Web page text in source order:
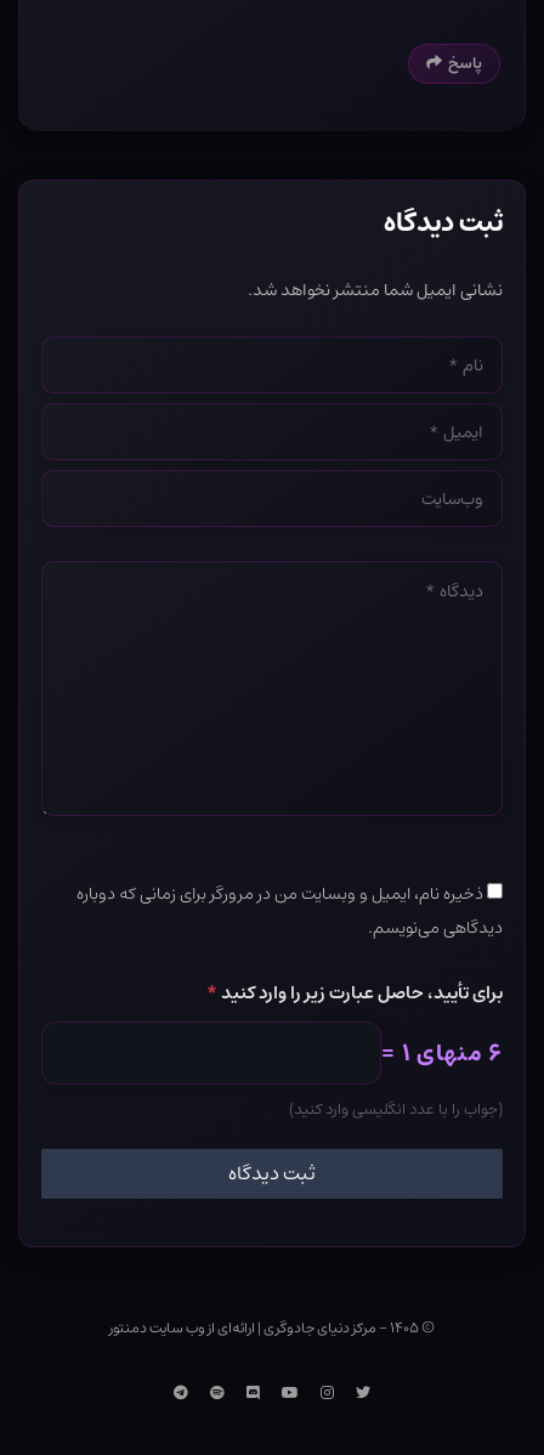
پاسخ
ثبت دیدگاه
نشانی ایمیل شما منتشر نخواهد شد.
نام
*
ایمیل
*
وب‌سایت
*
دیدگاه
ذخیره نام، ایمیل و وبسایت من در مرورگر برای زمانی که دوباره
دیدگاهی می‌نویسم.
برای تأیید، حاصل عبارت زیر را وارد کنید*
۶ منهای ۱ =
(جواب را با عدد انگلیسی وارد کنید)
© ۱۴۰۵ - مرکز دنیای جادوگری |ارائه‌ای از وب ‌سایت دمنتور
توییتراینستاگرام
یوتوبDiscordاسپاتیفایتلگرام